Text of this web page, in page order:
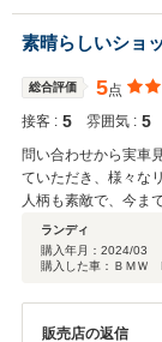
素晴らしいショ
総合評価 5点
接客 : 5 雰囲気 : 5
問い合わせから実車
ていただき、様々な
人柄も素敵で、今ま
どまでに真摯に対応
明も、全て包み隠さ
前メンテもばっちり
しいご縁を本当にあ
ランディ
購入年月： 2024/03
購入した車：ＢＭＷ
販売店の返信